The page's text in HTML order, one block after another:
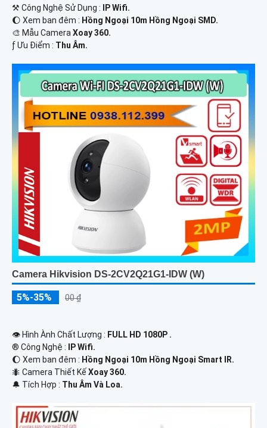
⚒ Công Nghệ Sử Dụng :
IP Wifi.
🌔 Xem ban đêm : Hồng Ngoại 10m Hồng Ngoại SMD.
🎨 Mẫu CameraXoay 360.
️ƒ Ưu Điểm : Thu Âm.
Camera Hikvision DS-2CV2Q21G1-IDW (W)
5%-35% 00 ₫
👁 Hình Ành Chất Lượng : FULL HD 1080P .
®️ Công Nghệ :
IP Wifi.
🌔 Xem ban đêm : Hồng Ngoại 10m Hồng Ngoại Smart IR.
🐜 Camera Thiết Kế Xoay 360.
️🔔 Tích Hợp : Thu Âm Và Loa.